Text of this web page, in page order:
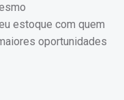
estoque com quem
oportunidades